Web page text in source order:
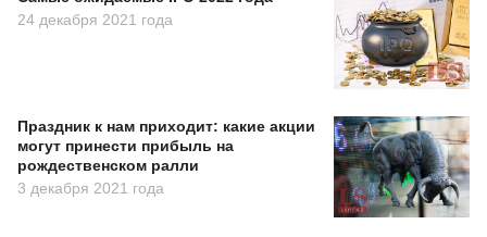
24 декабря 2021 года
Праздник к нам приходит: какие акции
могут принести прибыль на
рождественском ралли
3 декабря 2021 года